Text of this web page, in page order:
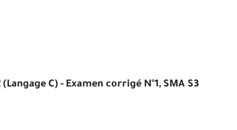
C) - Examen corrigé N°1, SMA S3